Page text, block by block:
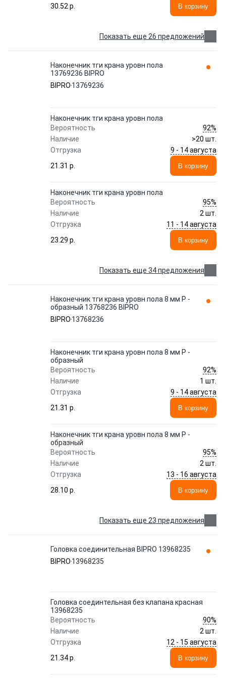
30.52 p.
В корзину
Показать еще 26 предложений
Наконечник тги крана уровн пола
13769236 BIPRO
BIPRO 13769236
Наконечник тги крана уровн пола
Вероятность
92%
Наличие
>20 шт.
Отгрузка
9 - 14 августа
21.31 p.
В корзину
Наконечник тги крана уровн пола
Вероятность
95%
Наличие
2 шт.
Отгрузка
11 - 14 августа
23.29 p.
В корзину
Показать еще 34 предложения
Наконечник тги крана уровн пола 8 мм P -
образный 13768236 BIPRO
BIPRO 13768236
Наконечник тги крана уровн пола 8 мм P -
образный
Вероятность
92%
Наличие
1 шт.
Отгрузка
9 - 14 августа
21.31 p.
В корзину
Наконечник тги крана уровн пола 8 мм P -
образный
Вероятность
95%
Наличие
2 шт.
Отгрузка
13 - 16 августа
28.10 p.
В корзину
Показать еще 23 предложения
Головка соединительная BIPRO 13968235
BIPRO 13968235
Головка соединтельная без клапана красная
13968235
Вероятность
90%
Наличие
2 шт.
Отгрузка
12 - 15 августа
21.34 p.
В корзину